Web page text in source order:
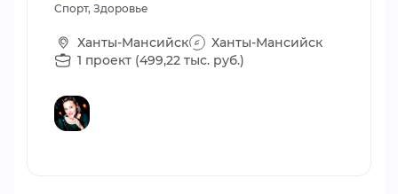
Спорт, Здоровье
Ханты-Мансийск
Ханты-Мансийск
1 проект (499,22 тыс. руб.)